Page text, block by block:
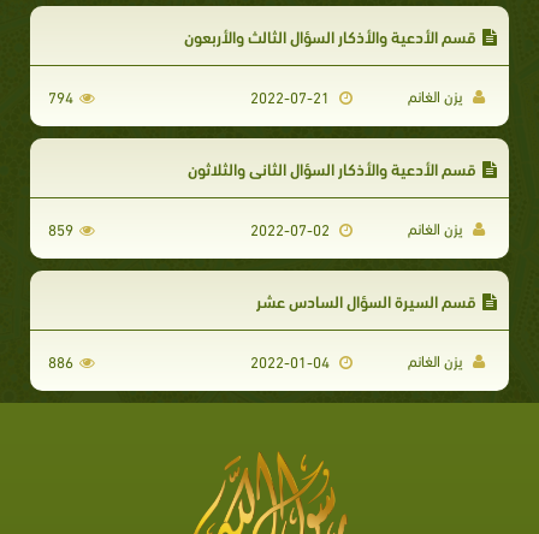
قسم الأدعية والأذكار السؤال الثالث والأربعون
يزن الغانم 794
قسم الأدعية والأذكار السؤال الثاني والثلاثون
يزن الغانم 859
قسم السيرة السؤال السادس عشر
يزن الغانم 2022-01-04
886